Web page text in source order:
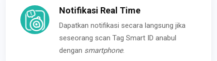
Notifikasi Real Time
Dapatkan notifikasi secara langsung jika
seseorang scan Tag Smart ID anabul
dengan smartphone.